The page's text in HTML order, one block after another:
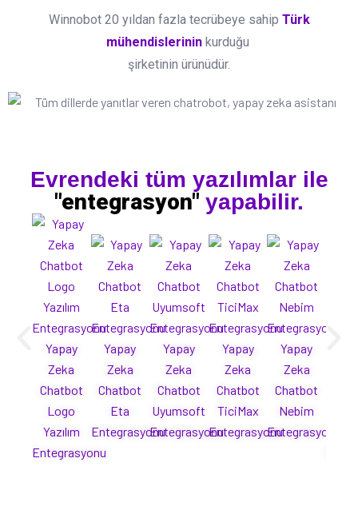
Winnobot 20 yıldan fazla tecrübeye sahip Türk
mühendislerininkurduğu
şirketinin ürünüdür.
Evrendeki tüm yazılımlar ile
"entegrasyon" yapabilir.
Yapay
Zeka
Chatbot
Logo
Yazılım
Entegrasyonu
Yapay
Zeka
Chatbot
Eta
Entegrasyonu
Yapay
Zeka
Chatbot
Uyumsoft
Entegrasyonu
Yapay
Zeka
Chatbot
TiciMax
Entegrasyonu
Yapay
Zeka
Chatbot
Nebim
Entegrasyonu